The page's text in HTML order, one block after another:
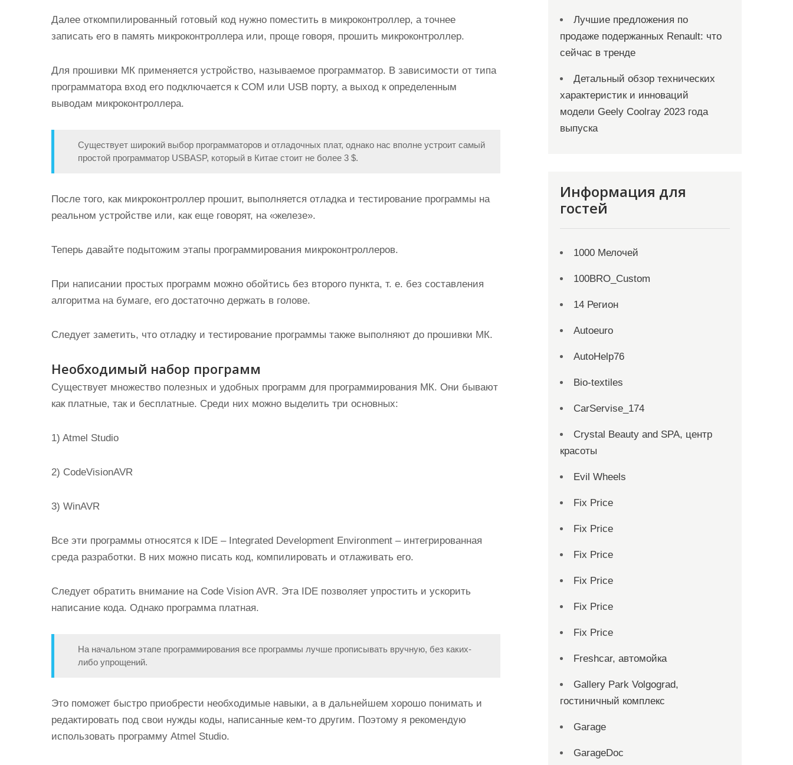
Далее откомпилированный готовый код нужно поместить в микроконтроллер, а точнее
записать его в память микроконтроллера или, проще говоря, прошить микроконтроллер.
Для прошивки МК применяется устройство, называемое программатор. В зависимости от типа
программатора вход его подключается к COM или USB порту, а выход к определенным
выводам микроконтроллера.
Существует широкий выбор программаторов и отладочных плат, однако нас вполне устроит самый
простой программатор USBASP, который в Китае стоит не более 3 $.
После того, как микроконтроллер прошит, выполняется отладка и тестирование программы на
реальном устройстве или, как еще говорят, на «железе».
Теперь давайте подытожим этапы программирования микроконтроллеров.
При написании простых программ можно обойтись без второго пункта, т. е. без составления
алгоритма на бумаге, его достаточно держать в голове.
Следует заметить, что отладку и тестирование программы также выполняют до прошивки МК.
Необходимый набор программ
Существует множество полезных и удобных программ для программирования МК. Они бывают
как платные, так и бесплатные. Среди них можно выделить три основных:
1) Atmel Studio
2) CodeVisionAVR
3) WinAVR
Все эти программы относятся к IDE – Integrated Development Environment – интегрированная
среда разработки. В них можно писать код, компилировать и отлаживать его.
Следует обратить внимание на Code Vision AVR. Эта IDE позволяет упростить и ускорить
написание кода. Однако программа платная.
На начальном этапе программирования все программы лучше прописывать вручную, без каких-
либо упрощений.
Это поможет быстро приобрести необходимые навыки, а в дальнейшем хорошо понимать и
редактировать под свои нужды коды, написанные кем-то другим. Поэтому я рекомендую
использовать программу Atmel Studio.
Лучшие предложения по
продаже подержанных Renault: что
сейчас в тренде
Детальный обзор технических
характеристик и инноваций
модели Geely Coolray 2023 года
выпуска
Информация для
гостей
1000 Мелочей
100BRO_Custom
14 Регион
Autoeuro
AutoHelp76
Bio-textiles
CarServise_174
Crystal Beauty and SPA, центр
красоты
Evil Wheels
Fix Price
Fix Price
Fix Price
Fix Price
Fix Price
Fix Price
Freshcar, автомойка
Gallery Park Volgograd,
гостиничный комплекс
Garage
GarageDoc